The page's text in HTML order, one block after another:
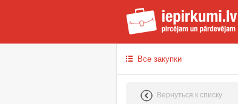
Все закупки
Вернуться к списку